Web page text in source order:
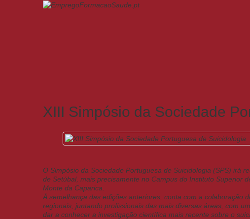
XIII Simpósio da Sociedade
O Simpósio da Sociedade Portuguesa de Suicidologia (SPS) irá
de Setúbal, mais precisamente no Campus do Instituto Superior
Monte da Caparica.
À semelhança das edições anteriores, conta com a colaboração
regionais, juntando profissionais das mais diversas áreas, com
dar a conhecer a investigação científica mais recente sobre o